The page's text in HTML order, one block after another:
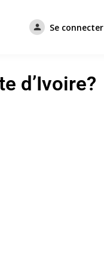
Se connecter
d’Ivoire?